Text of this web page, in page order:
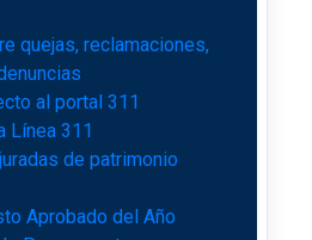
quejas, reclamaciones,
al portal 311
Línea 311
de patrimonio
Aprobado del Año